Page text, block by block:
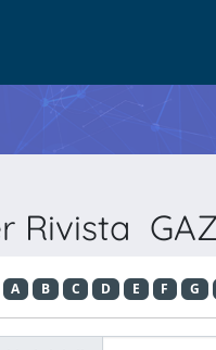
Rivista
A B C D E F G